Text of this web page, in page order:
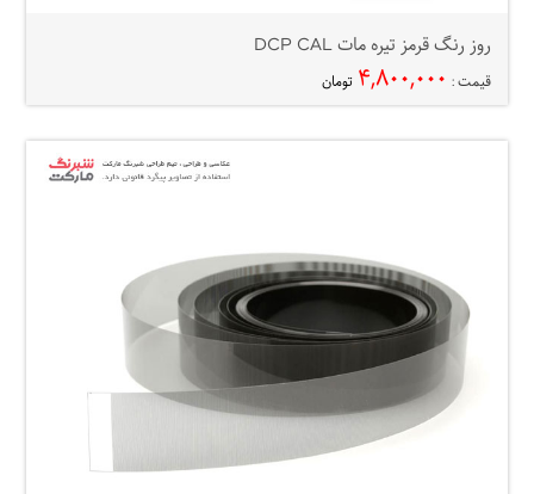
روز رنگ قرمز تیره مات DCP CAL
قیمت : ۴,۸۰۰,۰۰۰ تومان